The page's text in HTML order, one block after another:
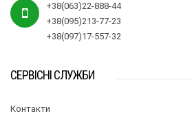
+38(063)22-888-44
+38(095)213-77-23
+38(097)17-557-32
СЕРВІСНІ СЛУЖБИ
Контакти